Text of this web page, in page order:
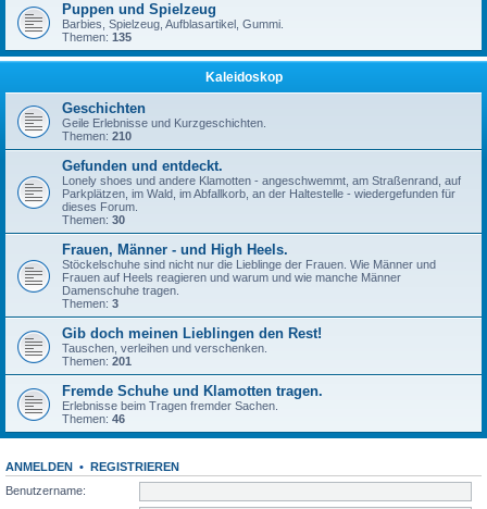
Puppen und Spielzeug
Barbies, Spielzeug, Aufblasartikel, Gummi.
Themen: 135
Kaleidoskop
Geschichten
Geile Erlebnisse und Kurzgeschichten.
Themen: 210
Gefunden und entdeckt.
Lonely shoes und andere Klamotten - angeschwemmt, am Straßenrand, auf
Parkplätzen, im Wald, im Abfallkorb, an der Haltestelle - wiedergefunden für
dieses Forum.
Themen: 30
Frauen, Männer - und High Heels.
Stöckelschuhe sind nicht nur die Lieblinge der Frauen. Wie Männer und
Frauen auf Heels reagieren und warum und wie manche Männer
Damenschuhe tragen.
Themen: 3
Gib doch meinen Lieblingen den Rest!
Tauschen, verleihen und verschenken.
Themen: 201
Fremde Schuhe und Klamotten tragen.
Erlebnisse beim Tragen fremder Sachen.
Themen: 46
ANMELDEN • REGISTRIEREN
Benutzername: